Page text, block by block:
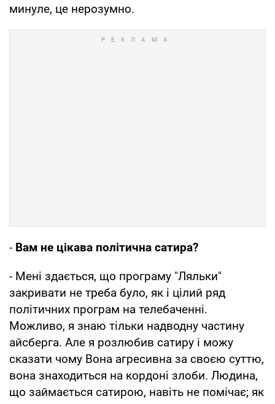
минуле, це нерозумно.
- Вам не цікава політична сатира?
- Мені здається, що програму "Ляльки"
закривати не треба було, як і цілий ряд
політичних програм на телебаченні.
Можливо, я знаю тільки надводну частину
айсберга. Але я розлюбив сатиру і можу
сказати чому Вона агресивна за своєю суттю,
вона знаходиться на кордоні злоби. Людина,
що займається сатирою, навіть не помічає; як